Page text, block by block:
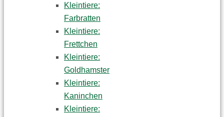
Kleintiere:
Farbratten
Kleintiere:
Frettchen
Kleintiere:
Goldhamster
Kleintiere:
Kaninchen
Kleintiere: